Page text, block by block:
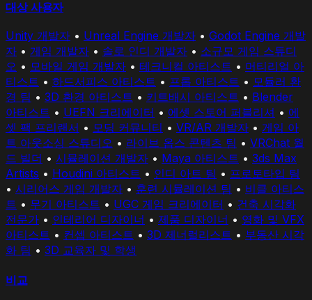
대상 사용자
Unity 개발자 • Unreal Engine 개발자 • Godot Engine 개발
자 • 게임 개발자 • 솔로 인디 개발자 • 소규모 게임 스튜디
오 • 모바일 게임 개발자 • 테크니컬 아티스트 • 머티리얼 아
티스트 • 하드서피스 아티스트 • 프롭 아티스트 • 모듈러 환
경 팀 • 3D 환경 아티스트 • 키트배시 아티스트 • Blender
아티스트 • UEFN 크리에이터 • 에셋 스토어 퍼블리셔 • 에
셋 팩 프리랜서 • 모딩 커뮤니티 • VR/AR 개발자 • 게임 아
트 아웃소싱 스튜디오 • 라이브 옵스 콘텐츠 팀 • VRChat 월
드 빌더 • 시뮬레이션 개발자 • Maya 아티스트 • 3ds Max
Artists • Houdini 아티스트 • 인디 아트 팀 • 프로토타입 팀
• 시리어스 게임 개발자 • 훈련 시뮬레이션 팀 • 비클 아티스
트 • 무기 아티스트 • UGC 게임 크리에이터 • 건축 시각화
전문가 • 인테리어 디자이너 • 제품 디자이너 • 영화 및 VFX
아티스트 • 컨셉 아티스트 • 3D 제너럴리스트 • 부동산 시각
화 팀 • 3D 교육자 및 학생
비교